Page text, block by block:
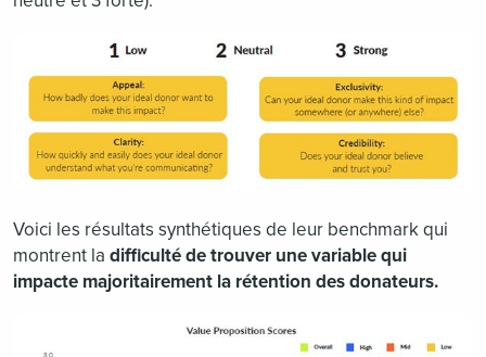
Voici les résultats synthétiques de leur benchmark qui
montrent la difficulté de trouver une variable qui
impacte majoritairement la rétention des donateurs.